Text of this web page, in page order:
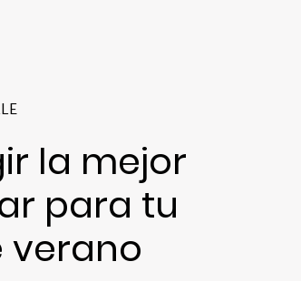
la mejor
para tu
verano